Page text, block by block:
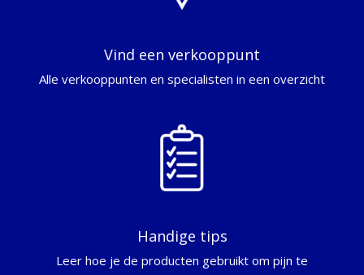
Vind een verkooppunt
Alle verkooppunten en specialisten in een overzicht
Handige tips
Leer hoe je de producten gebruikt om pijn te